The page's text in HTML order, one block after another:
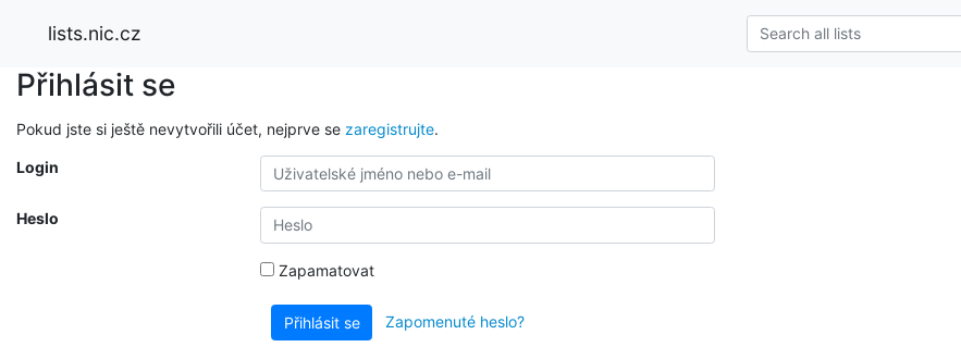
lists.nic.cz
Přihlásit se
Pokud jste si ještě nevytvořili účet, nejprve se zaregistrujte.
Login
Heslo
Zapamatovat
Přihlásit se Zapomenuté heslo?